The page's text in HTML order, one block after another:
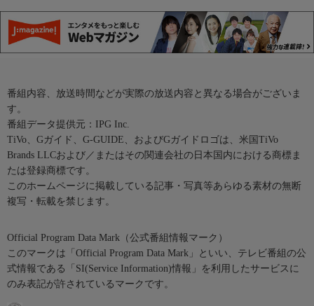
番組内容、放送時間などが実際の放送内容と異なる場合がございま
す。
番組データ提供元：IPG Inc.
TiVo、Gガイド、G-GUIDE、およびGガイドロゴは、米国TiVo
Brands LLCおよび／またはその関連会社の日本国内における商標ま
たは登録商標です。
このホームページに掲載している記事・写真等あらゆる素材の無断
複写・転載を禁じます。
Official Program Data Mark（公式番組情報マーク）
このマークは「Official Program Data Mark」といい、テレビ番組の公
式情報である「SI(Service Information)情報」を利用したサービスに
のみ表記が許されているマークです。